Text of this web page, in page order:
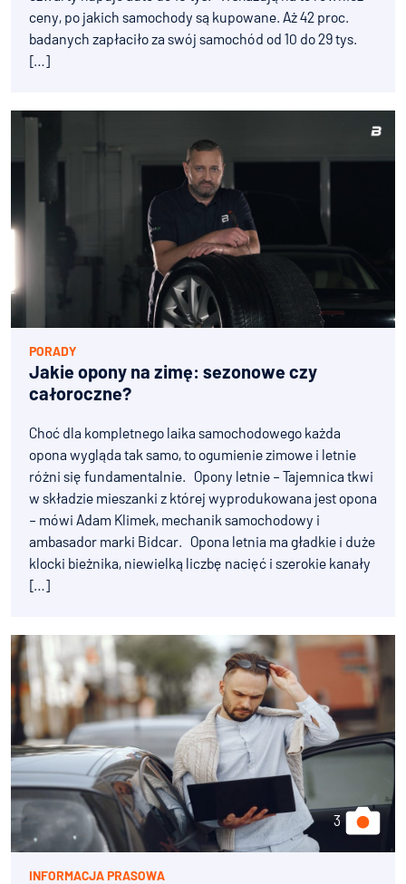
ceny, po jakich samochody są kupowane. Aż 42 proc.
badanych zapłaciło za swój samochód od 10 do 29 tys.
[…]
PORADY
Jakie opony na zimę: sezonowe czy
całoroczne?
Choć dla kompletnego laika samochodowego każda
opona wygląda tak samo, to ogumienie zimowe i letnie
różni się fundamentalnie. Opony letnie – Tajemnica tkwi
w składzie mieszanki z której wyprodukowana jest opona
– mówi Adam Klimek, mechanik samochodowy i
ambasador marki Bidcar. Opona letnia ma gładkie i duże
klocki bieżnika, niewielką liczbę nacięć i szerokie kanały
[…]
INFORMACJA PRASOWA